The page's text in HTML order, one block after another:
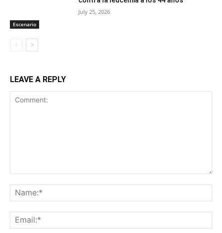
Escenario
July 25, 2026
LEAVE A REPLY